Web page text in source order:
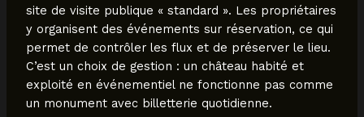
site de visite publique « standard ». Les propriétaires
y organisent des événements sur réservation, ce qui
permet de contrôler les flux et de préserver le lieu.
C’est un choix de gestion : un château habité et
exploité en événementiel ne fonctionne pas comme
un monument avec billetterie quotidienne.